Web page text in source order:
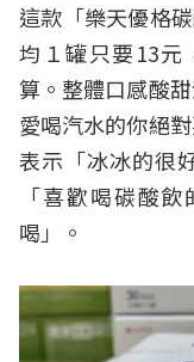
這款「樂天優格
均１罐只要13元
算。整體口感酸
愛喝汽水的你絕
表示「冰冰的很
「喜歡喝碳酸
喝」。